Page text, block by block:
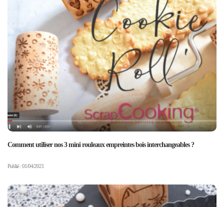
Comment utiliser nos 3 mini rouleaux empreintes bois interchangeables ?
Publié : 01/04/2021